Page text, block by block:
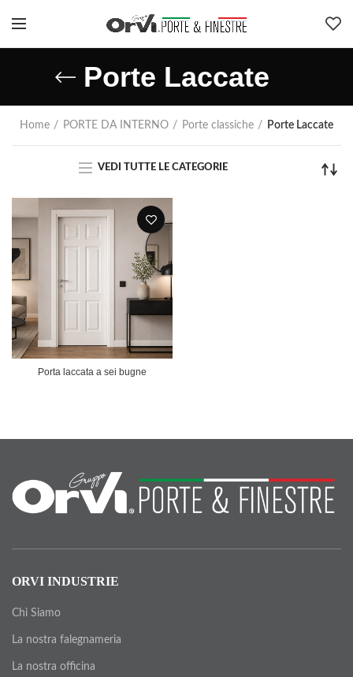
Porte Laccate
Home PORTE DA INTERNO Porte classiche Porte Laccate
VEDI TUTTE LE CATEGORIE
Porta laccata a sei bugne
ORVI INDUSTRIE
Chi Siamo
La nostra falegnameria
La nostra officina